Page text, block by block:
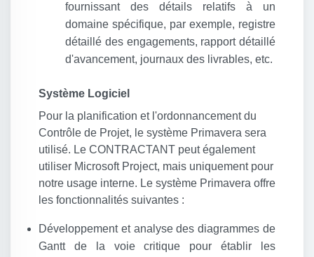
fournissant des détails relatifs à un
domaine spécifique, par exemple, registre
détaillé des engagements, rapport détaillé
d'avancement, journaux des livrables, etc.
Système Logiciel
Pour la planification et l'ordonnancement du
Contrôle de Projet, le système Primavera sera
utilisé. Le CONTRACTANT peut également
utiliser Microsoft Project, mais uniquement pour
notre usage interne. Le système Primavera offre
les fonctionnalités suivantes :
Développement et analyse des diagrammes de
Gantt de la voie critique pour établir les